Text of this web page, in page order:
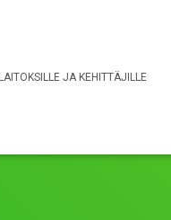
JA KEHITTÄJILLE